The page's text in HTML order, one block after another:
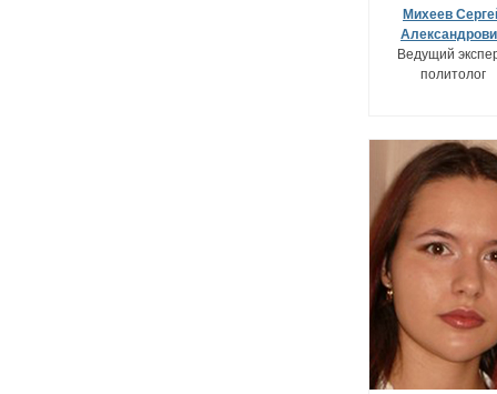
Михеев
Ведущий
политолог